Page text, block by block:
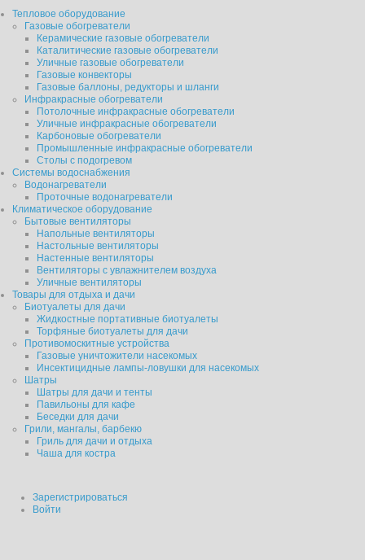
Тепловое оборудование
Газовые обогреватели
Керамические газовые обогреватели
Каталитические газовые обогреватели
Уличные газовые обогреватели
Газовые конвекторы
Газовые баллоны, редукторы и шланги
Инфракрасные обогреватели
Потолочные инфракрасные обогреватели
Уличные инфракрасные обогреватели
Карбоновые обогреватели
Промышленные инфракрасные обогреватели
Столы с подогревом
Системы водоснабжения
Водонагреватели
Проточные водонагреватели
Климатическое оборудование
Бытовые вентиляторы
Напольные вентиляторы
Настольные вентиляторы
Настенные вентиляторы
Вентиляторы с увлажнителем воздуха
Уличные вентиляторы
Товары для отдыха и дачи
Биотуалеты для дачи
Жидкостные портативные биотуалеты
Торфяные биотуалеты для дачи
Противомоскитные устройства
Газовые уничтожители насекомых
Инсектицидные лампы-ловушки для насекомых
Шатры
Шатры для дачи и тенты
Павильоны для кафе
Беседки для дачи
Грили, мангалы, барбекю
Гриль для дачи и отдыха
Чаша для костра
Зарегистрироваться
Войти